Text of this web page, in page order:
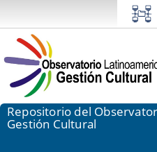
Repositorio del
Gestión Cultural